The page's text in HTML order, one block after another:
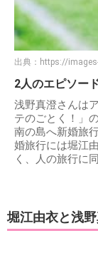
出典： https://
2人のエピソー
浅野真澄さんは
テのごとく！」
南の島へ新婚旅
婚旅行には堀江
く、人の旅行に
堀江由衣と浅